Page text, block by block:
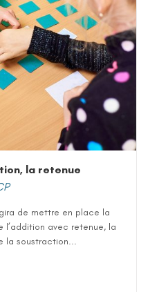
la retenue
de mettre en place la
avec retenue, la
la soustraction...